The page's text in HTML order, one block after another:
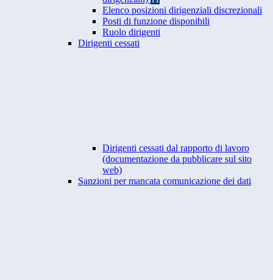
Elenco posizioni dirigenziali discrezionali
Posti di funzione disponibili
Ruolo dirigenti
Dirigenti cessati
Dirigenti cessati dal rapporto di lavoro
(documentazione da pubblicare sul sito
web)
Sanzioni per mancata comunicazione dei dati